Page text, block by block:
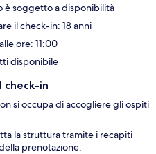
è soggetto a disponibilità
il check-in: 18 anni
ore: 11:00
disponibile
check-in
si occupa di accogliere gli ospiti
la struttura tramite i recapiti
prenotazione.